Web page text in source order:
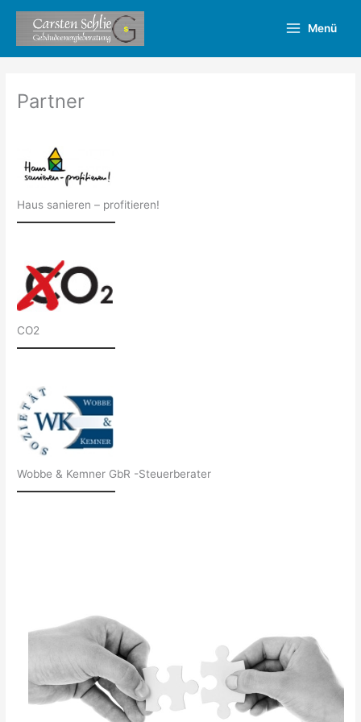
springen
Menü
Partner
Haus sanieren – profitieren!
CO2
Wobbe & Kemner GbR -Steuerberater